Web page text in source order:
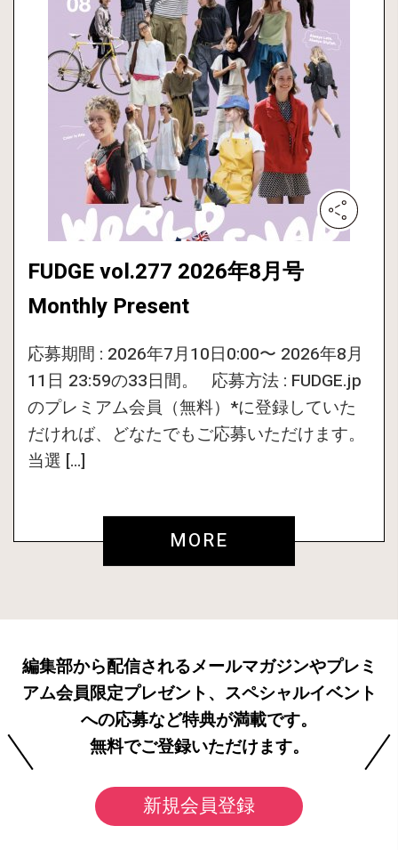
FUDGE vol.277 2026年8月号
Monthly Present
応募期間 : 2026年7月10日0:00〜 2026年8月
11日 23:59の33日間。 応募方法 : FUDGE.jp
のプレミアム会員（無料）*に登録していた
だければ、どなたでもご応募いただけます。
当選 […]
MORE
編集部から配信されるメールマガジンやプレミ
アム会員限定プレゼント、スペシャルイベント
への応募など特典が満載です。
無料でご登録いただけます。
新規会員登録